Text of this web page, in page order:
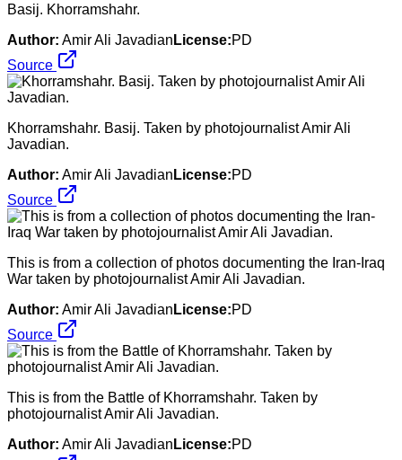
Basij. Khorramshahr.
Author: Amir Ali Javadian License:PD
Source
Khorramshahr. Basij. Taken by photojournalist Amir Ali
Javadian.
Author: Amir Ali Javadian License:PD
Source
This is from a collection of photos documenting the Iran-Iraq
War taken by photojournalist Amir Ali Javadian.
Author: Amir Ali Javadian License:PD
Source
This is from the Battle of Khorramshahr. Taken by
photojournalist Amir Ali Javadian.
Author: Amir Ali Javadian License:PD